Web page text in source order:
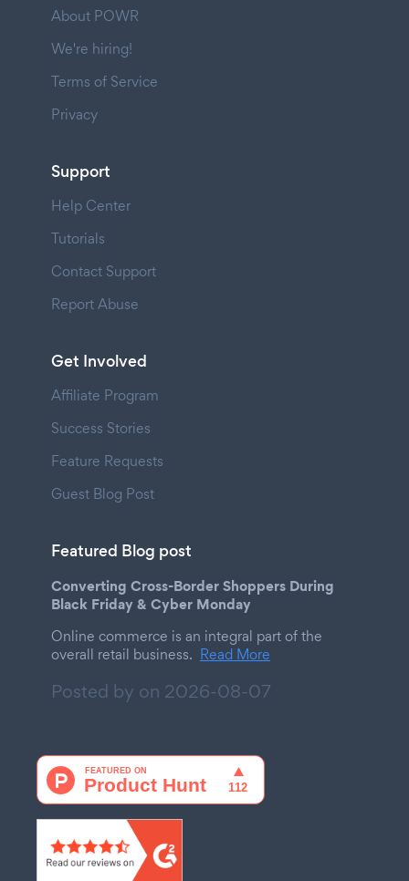
About POWR
We're hiring!
Terms of Service
Privacy
Support
Help Center
Tutorials
Contact Support
Report Abuse
Get Involved
Affiliate Program
Success Stories
Feature Requests
Guest Blog Post
Featured Blog post
Converting Cross-Border Shoppers During
Black Friday & Cyber Monday
Online commerce is an integral part of the
overall retail business. Read More
Posted by on 2026-08-07